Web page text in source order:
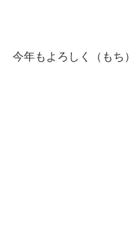
今年もよろしく（もち）